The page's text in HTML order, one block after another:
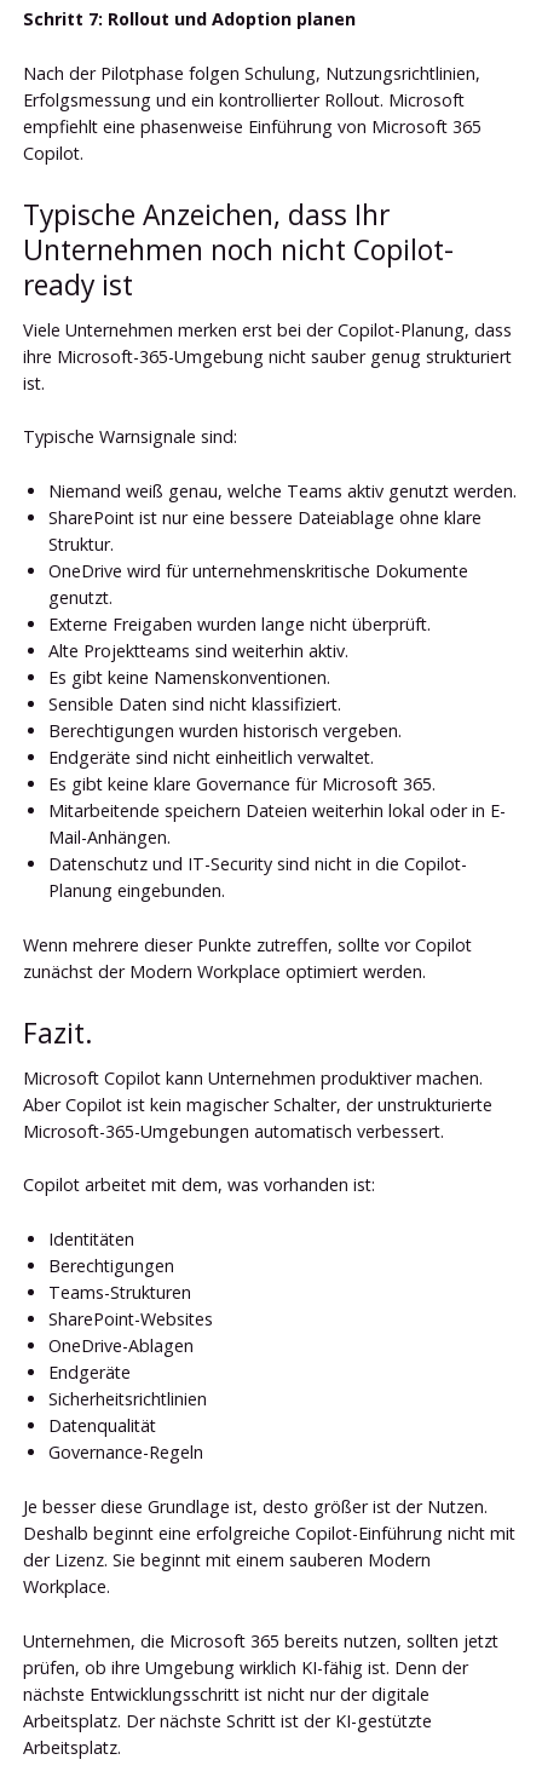
Schritt 7: Rollout und Adoption planen
Nach der Pilotphase folgen Schulung, Nutzungsrichtlinien,
Erfolgsmessung und ein kontrollierter Rollout. Microsoft
empfiehlt eine phasenweise Einführung von Microsoft 365
Copilot.
Typische Anzeichen, dass Ihr
Unternehmen noch nicht Copilot-
ready ist
Viele Unternehmen merken erst bei der Copilot-Planung, dass
ihre Microsoft-365-Umgebung nicht sauber genug strukturiert
ist.
Typische Warnsignale sind:
Niemand weiß genau, welche Teams aktiv genutzt werden.
SharePoint ist nur eine bessere Dateiablage ohne klare
Struktur.
OneDrive wird für unternehmenskritische Dokumente
genutzt.
Externe Freigaben wurden lange nicht überprüft.
Alte Projektteams sind weiterhin aktiv.
Es gibt keine Namenskonventionen.
Sensible Daten sind nicht klassifiziert.
Berechtigungen wurden historisch vergeben.
Endgeräte sind nicht einheitlich verwaltet.
Es gibt keine klare Governance für Microsoft 365.
Mitarbeitende speichern Dateien weiterhin lokal oder in E-
Mail-Anhängen.
Datenschutz und IT-Security sind nicht in die Copilot-
Planung eingebunden.
Wenn mehrere dieser Punkte zutreffen, sollte vor Copilot
zunächst der Modern Workplace optimiert werden.
Fazit.
Microsoft Copilot kann Unternehmen produktiver machen.
Aber Copilot ist kein magischer Schalter, der unstrukturierte
Microsoft-365-Umgebungen automatisch verbessert.
Copilot arbeitet mit dem, was vorhanden ist:
Identitäten
Berechtigungen
Teams-Strukturen
SharePoint-Websites
OneDrive-Ablagen
Endgeräte
Sicherheitsrichtlinien
Datenqualität
Governance-Regeln
Je besser diese Grundlage ist, desto größer ist der Nutzen.
Deshalb beginnt eine erfolgreiche Copilot-Einführung nicht mit
der Lizenz. Sie beginnt mit einem sauberen Modern
Workplace.
Unternehmen, die Microsoft 365 bereits nutzen, sollten jetzt
prüfen, ob ihre Umgebung wirklich KI-fähig ist. Denn der
nächste Entwicklungsschritt ist nicht nur der digitale
Arbeitsplatz. Der nächste Schritt ist der KI-gestützte
Arbeitsplatz.